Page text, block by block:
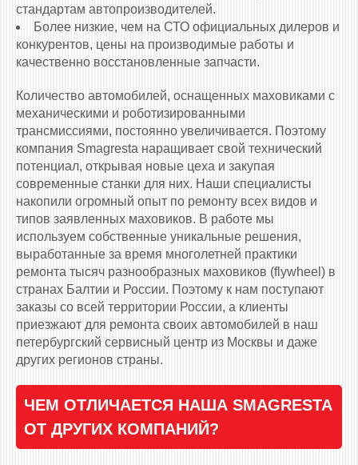
стандартам автопроизводителей.
Более низкие, чем на СТО официальных дилеров и
конкурентов, цены на производимые работы и
качественно восстановленные запчасти.
Количество автомобилей, оснащенных маховиками c
механическими и роботизированными
трансмиссиями, постоянно увеличивается. Поэтому
компания Smagresta наращивает свой технический
потенциал, открывая новые цеха и закупая
современные станки для них. Наши специалисты
накопили огромный опыт по ремонту всех видов и
типов заявленных маховиков. В работе мы
используем собственные уникальные решения,
выработанные за время многолетней практики
ремонта тысяч разнообразных маховиков (flywheel) в
странах Балтии и России. Поэтому к нам поступают
заказы со всей территории России, а клиенты
приезжают для ремонта своих автомобилей в наш
петербургский сервисный центр из Москвы и даже
других регионов страны.
ЧЕМ ОТЛИЧАЕТСЯ НАША SMAGRESTA
ОТ ДРУГИХ КОМПАНИЙ?